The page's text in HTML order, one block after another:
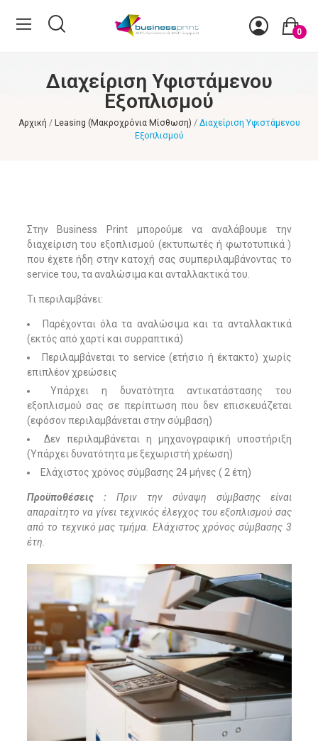
0
Διαχείριση Υφιστάμενου
Εξοπλισμού
Αρχική Leasing (Μακροχρόνια Μίσθωση)
Διαχείριση Υφιστάμενου
Εξοπλισμού
Στην Business Print μπορούμε να αναλάβουμε την
διαχείριση του εξοπλισμού (εκτυπωτές ή φωτοτυπικά )
που έχετε ήδη στην κατοχή σας συμπεριλαμβάνοντας το
service του, τα αναλώσιμα και ανταλλακτικά του.
Τι περιλαμβάνει:
Παρέχονται όλα τα αναλώσιμα και τα ανταλλακτικά
(εκτός από χαρτί και συρραπτικά)
Περιλαμβάνεται το service (ετήσιο ή έκτακτο) χωρίς
επιπλέον χρεώσεις
Υπάρχει η δυνατότητα αντικατάστασης του
εξοπλισμού σας σε περίπτωση που δεν επισκευάζεται
(εφόσον περιλαμβάνεται στην σύμβαση)
Δεν περιλαμβάνεται η μηχανογραφική υποστήριξη
(Υπάρχει δυνατότητα με ξεχωριστή χρέωση)
Ελάχιστος χρόνος σύμβασης 24 μήνες ( 2 έτη)
Προϋποθέσεις :Πριν την σύναψη σύμβασης είναι
απαραίτητο να γίνει τεχνικός έλεγχος του εξοπλισμού σας
από το τεχνικό μας τμήμα. Ελάχιστος χρόνος σύμβασης 3
έτη.